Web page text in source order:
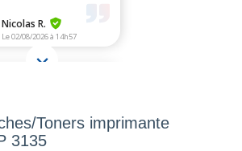
Toners imprimante
3135